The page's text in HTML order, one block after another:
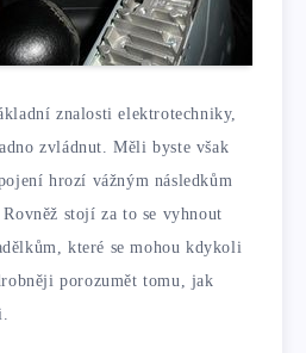
znalosti elektrotechniky,
zvládnut. Měli byste však
hrozí vážným následkům
stojí za to se vyhnout
které se mohou kdykoli
porozumět tomu, jak